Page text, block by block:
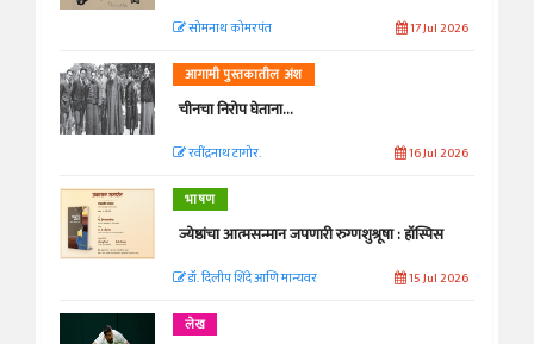
सोमनाथ कोमरपंत 17 Jul 2026
आगामी पुस्तकातील अंश
चीनचा निरोप घेताना...
रवींद्रनाथ टागोर. 16 Jul 2026
भाषण
ज्येष्ठांचा आत्मसन्मान जपणारी रुग्णशुश्रूषा : हॉस्पिस
डॉ. दिलीप शिंदे आणि मान्यवर 15 Jul 2026
लेख